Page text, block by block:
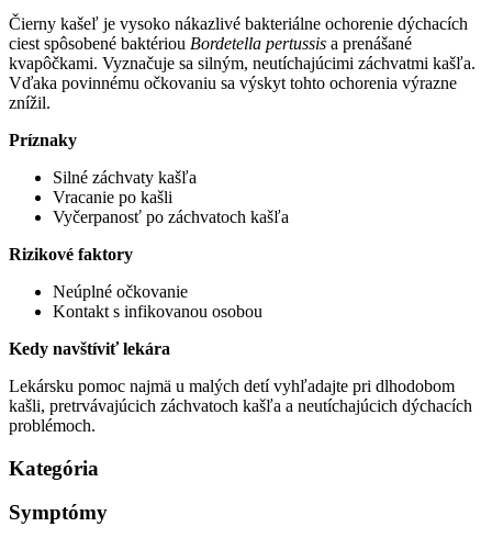
Čierny kašeľ je vysoko nákazlivé bakteriálne ochorenie dýchacích
ciest spôsobené baktériou Bordetella pertussis a prenášané
kvapôčkami. Vyznačuje sa silným, neutíchajúcimi záchvatmi kašľa.
Vďaka povinnému očkovaniu sa výskyt tohto ochorenia výrazne
znížil.
Príznaky
Silné záchvaty kašľa
Vracanie po kašli
Vyčerpanosť po záchvatoch kašľa
Rizikové faktory
Neúplné očkovanie
Kontakt s infikovanou osobou
Kedy navštíviť lekára
Lekársku pomoc najmä u malých detí vyhľadajte pri dlhodobom
kašli, pretrvávajúcich záchvatoch kašľa a neutíchajúcich dýchacích
problémoch.
Kategória
Symptómy